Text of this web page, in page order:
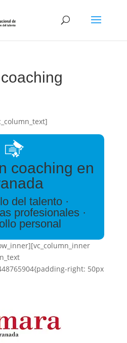
coaching en
del talento ·
profesionales ·
personal
right: 50px